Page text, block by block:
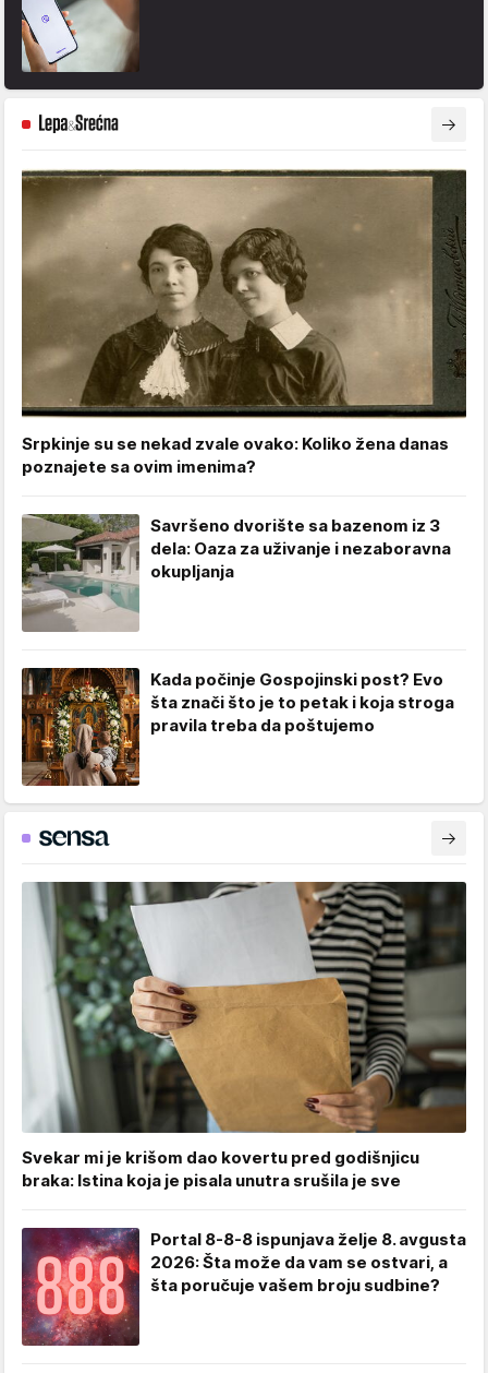
Srpkinje su se nekad zvale ovako: Koliko žena danas
poznajete sa ovim imenima?
Savršeno dvorište sa bazenom iz 3
dela: Oaza za uživanje i nezaboravna
okupljanja
Kada počinje Gospojinski post? Evo
šta znači što je to petak i koja stroga
pravila treba da poštujemo
Svekar mi je krišom dao kovertu pred godišnjicu
braka: Istina koja je pisala unutra srušila je sve
Portal 8-8-8 ispunjava želje 8. avgusta
2026: Šta može da vam se ostvari, a
šta poručuje vašem broju sudbine?